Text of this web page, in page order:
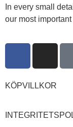
In every small
our most
KÖPVILLKOR